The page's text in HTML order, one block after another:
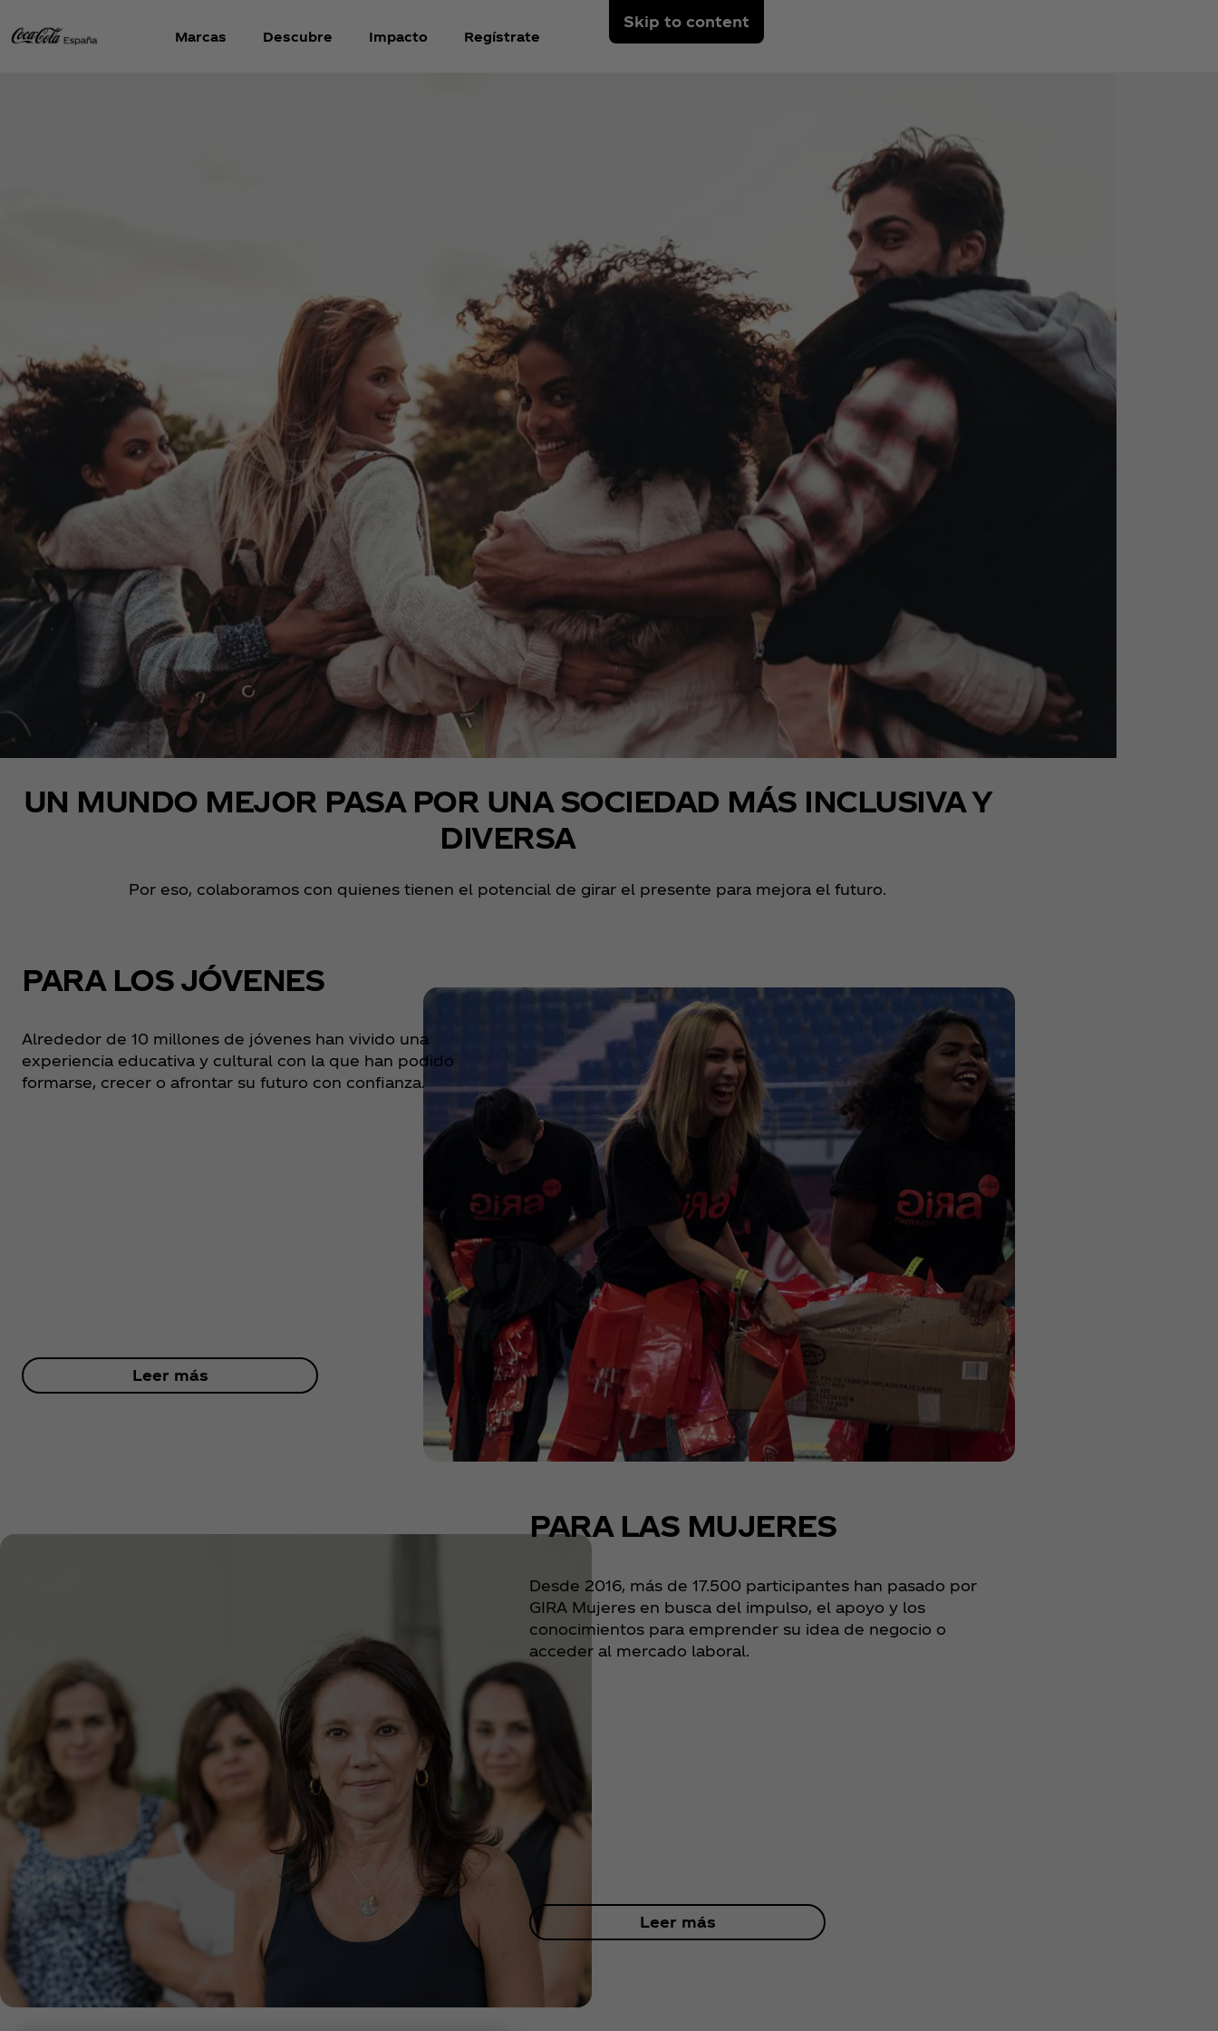
Skip to content
Marcas Descubre Impacto Regístrate
UN MUNDO MEJOR PASA POR UNA SOCIEDAD MÁS INCLUSIVA Y
DIVERSA
Por eso, colaboramos con quienes tienen el potencial de girar el presente para mejora el futuro.
PARA LOS JÓVENES
Alrededor de 10 millones de jóvenes han vivido una
experiencia educativa y cultural con la que han podido
formarse, crecer o afrontar su futuro con confianza.
Leer más
PARA LAS MUJERES
Desde 2016, más de 17.500 participantes han pasado por
GIRA Mujeres en busca del impulso, el apoyo y los
conocimientos para emprender su idea de negocio o
acceder al mercado laboral.
Leer más